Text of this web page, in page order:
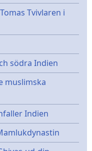
Tvivlaren i
södra Indien
muslimska
Indien